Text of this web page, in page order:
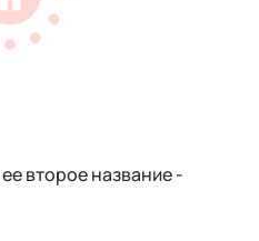
второе название -